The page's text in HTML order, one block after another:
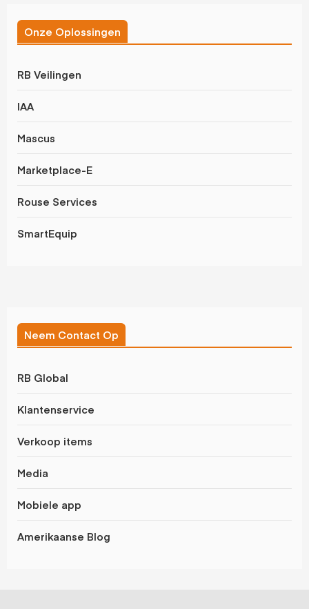
Onze Oplossingen
RB Veilingen
IAA
Mascus
Marketplace-E
Rouse Services
SmartEquip
Neem Contact Op
RB Global
Klantenservice
Verkoop items
Media
Mobiele app
Amerikaanse Blog